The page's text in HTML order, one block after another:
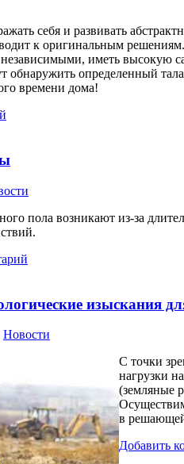
себя и развивать
к оригинальным
независимыми, иметь высокую
обнаружить определенный
времени дома!
пола возникают из-за
изыскания
Новости
С точки
нагрузки
(земляные
в решающей
Добавить